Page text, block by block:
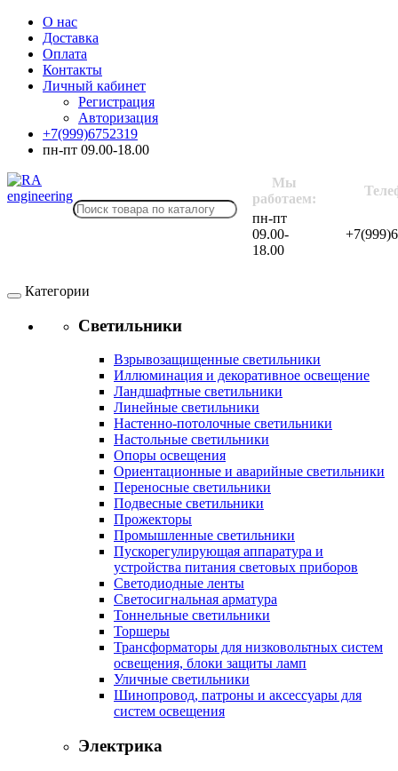
О нас
Доставка
Оплата
Контакты
Личный кабинет
Регистрация
Авторизация
+7(999)6752319
пн-пт 09.00-18.00
Мы
работаем:
пн-пт
09.00-
18.00
Категории
Светильники
Взрывозащищенные светильники
Иллюминация и декоративное освещение
Ландшафтные светильники
Линейные светильники
Настенно-потолочные светильники
Настольные светильники
Опоры освещения
Ориентационные и аварийные светильники
Переносные светильники
Подвесные светильники
Прожекторы
Промышленные светильники
Пускорегулирующая аппаратура и
устройства питания световых приборов
Светодиодные ленты
Светосигнальная арматура
Тоннельные светильники
Торшеры
Трансформаторы для низковольтных систем
освещения, блоки защиты ламп
Уличные светильники
Шинопровод, патроны и аксессуары для
систем освещения
Электрика